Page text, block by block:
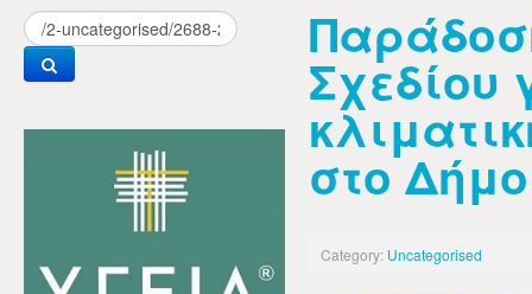
Σχεδίου
στο
Category: Uncategorised